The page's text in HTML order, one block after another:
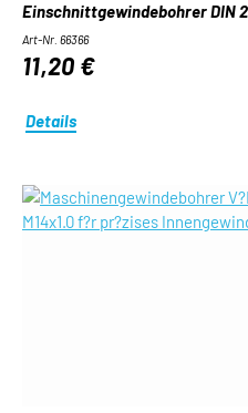
Einschnittgewindebohrer DIN
Art-Nr. 66366
11,20 €
Details